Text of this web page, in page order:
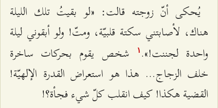
يُحكى أنّ زوجته قالت: «لو بقيتُ تلك الليلة
هناك، لأصابتني سكتة قلبيّة، ومتّ! ولو أبقوني ليلة
واحدة لجننت!». ۱
شخص يقوم بحركات ساخرة
خلف الزجاج... هذا هو استعراض القدرة الإلهيّة!
القضية هكذا! كيف انقلب كلّ شيء فجأة؟!